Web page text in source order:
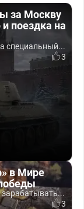
за Москву
поездка на
специальный...
3
в Мире
3